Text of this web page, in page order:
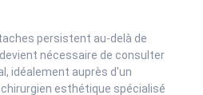
persistent au-delà de
nécessaire de consulter
idéalement auprès d'un
esthétique spécialisé